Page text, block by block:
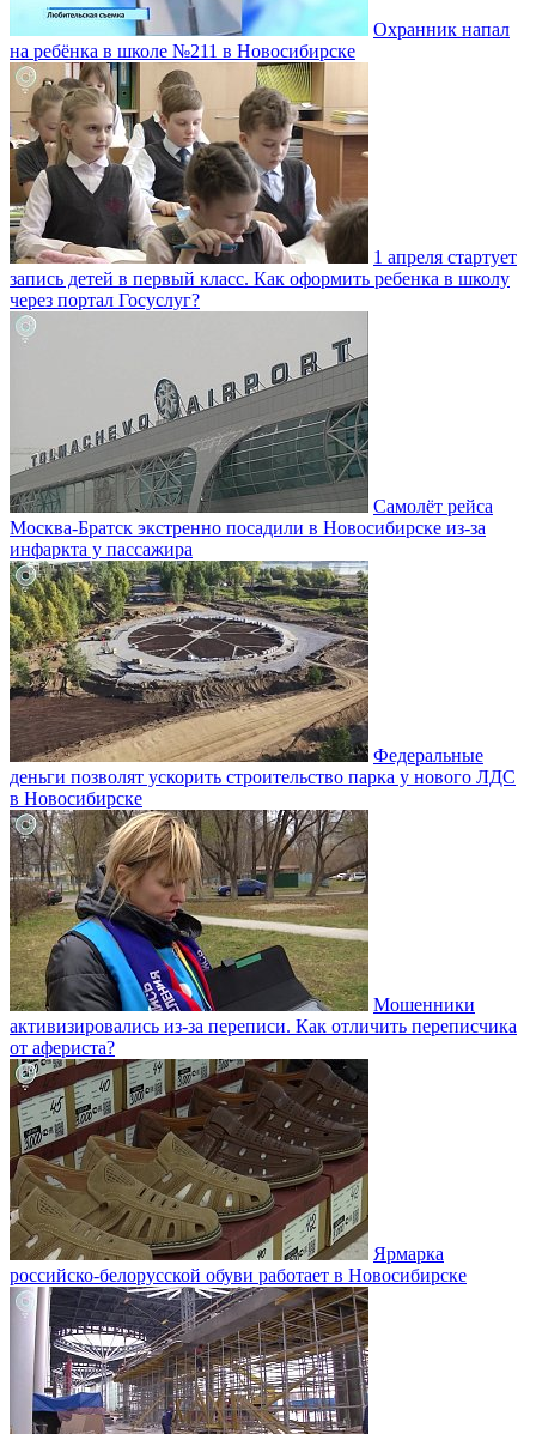
Охранник напал
на ребёнка в школе №211 в Новосибирске
1 апреля стартует
запись детей в первый класс. Как оформить ребенка в школу
через портал Госуслуг?
Самолёт рейса
Москва-Братск экстренно посадили в Новосибирске из-за
инфаркта у пассажира
Федеральные
деньги позволят ускорить строительство парка у нового ЛДС
в Новосибирске
Мошенники
активизировались из-за переписи. Как отличить переписчика
от афериста?
Ярмарка
российско-белорусской обуви работает в Новосибирске